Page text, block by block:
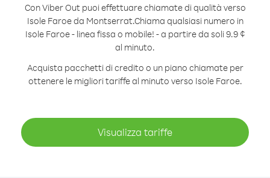
Con Viber Out puoi effettuare chiamate di qualità verso
Isole Faroe da Montserrat.Chiama qualsiasi numero in
Isole Faroe - linea fissa o mobile! - a partire da soli 9.9 ¢
al minuto.
Acquista pacchetti di credito o un piano chiamate per
ottenere le migliori tariffe al minuto verso Isole Faroe.
Visualizza tariffe